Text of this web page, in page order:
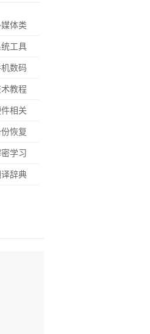
体类
工具
数码
教程
相关
恢复
学习
辞典